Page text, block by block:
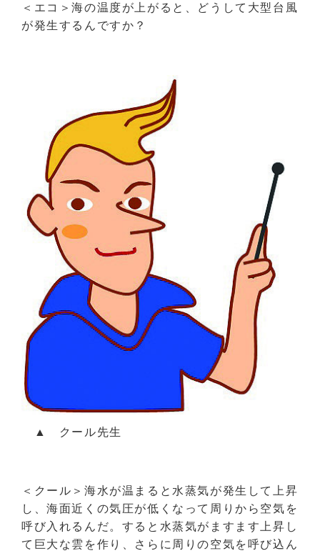
＜エコ＞海の温度が上がると、どうして大型台風
が発生するんですか？
▲ クール先生
＜クール＞海水が温まると水蒸気が発生して上昇
し、海面近くの気圧が低くなって周りから空気を
呼び入れるんだ。すると水蒸気がますます上昇し
て巨大な雲を作り、さらに周りの空気を呼び込ん